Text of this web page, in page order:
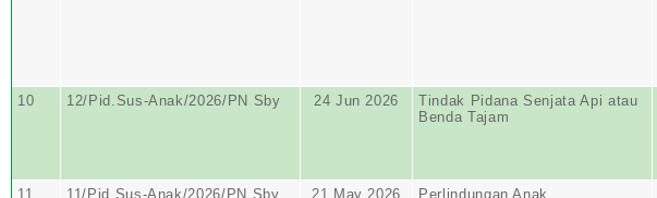
10 12/Pid.Sus-Anak/2026/PN Sby 24 Jun 2026
Tindak Pidana Senjata Api atau
Benda Tajam
11 11/Pid.Sus-Anak/2026/PN Sby 21 May 2026 Perlindungan Anak